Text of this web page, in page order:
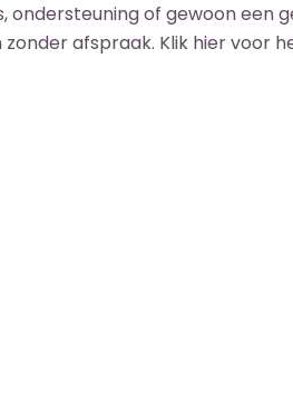
ondersteuning of gewoon een
afspraak. Klik hier voor